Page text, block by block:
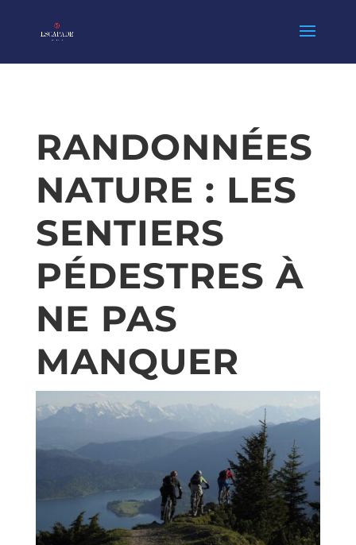
RANDONNÉES
NATURE : LES
SENTIERS
PÉDESTRES À
NE PAS
MANQUER